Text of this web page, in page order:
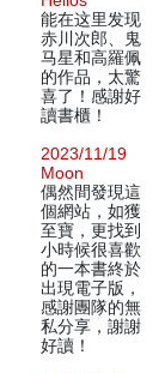
能在这里发现
赤川次郎、鬼
马星和高羅佩
的作品，太驚
喜了！感謝好
讀書櫃！
2023/11/19
Moon
偶然間發現這
個網站，如獲
至寶，更找到
小時候很喜歡
的一本書終於
出現電子版，
感謝團隊的無
私分享，謝謝
好讀！